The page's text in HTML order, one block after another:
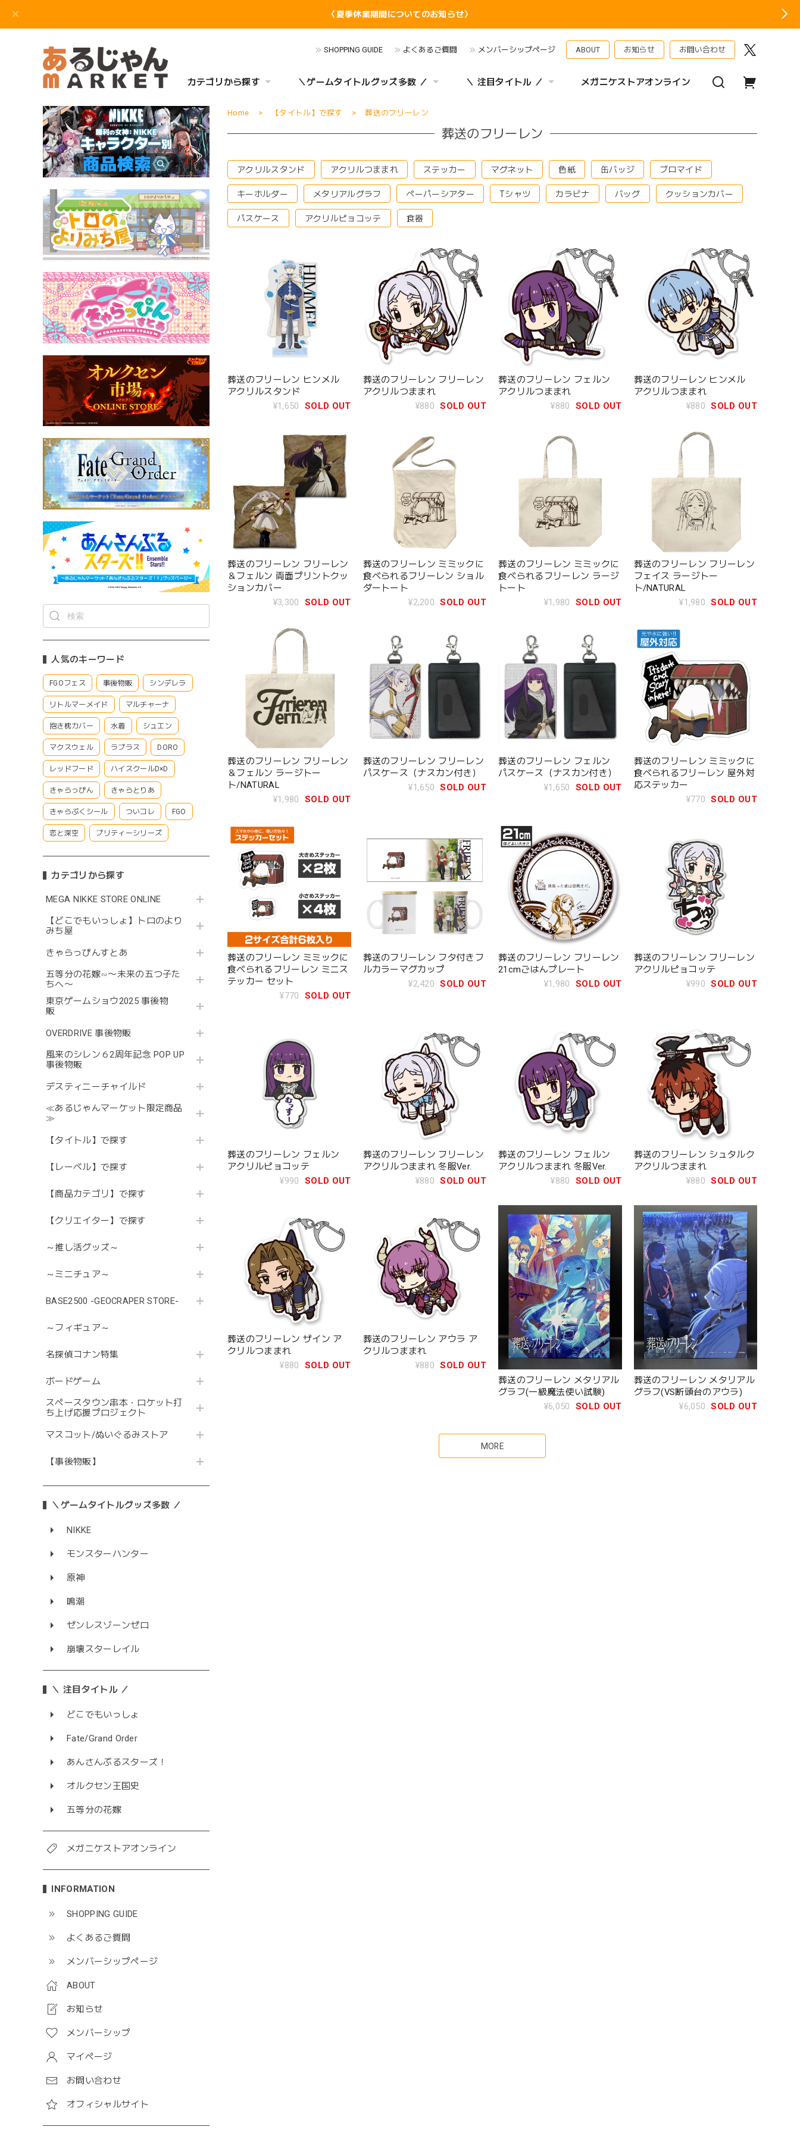
〈夏季休業期間についてのお知らせ〉
SHOPPING GUIDE よくあるご質問 メンバーシップページ ABOUT お知らせ お問い合わせ
カテゴリから探す ＼ゲームタイトルグッズ多数 ／ ＼ 注目タイトル ／ メガニケストアオンライン
人気のキーワード
FGOフェス 事後物販 シンデレラ
リトルマーメイド マルチャーナ
抱き枕カバー 水着 シュエン
マクスウェル ラプラス DORO
レッドフード ハイスクールD×D
きゃらっぴん きゃらとりあ
きゃらぷくシール ついコレ FGO
恋と深空 プリティーシリーズ
カテゴリから探す
MEGA NIKKE STORE ONLINE
【どこでもいっしょ】トロのより
みち屋
きゃらっぴんすとあ
五等分の花嫁∽〜未来の五つ子た
ちへ〜
東京ゲームショウ2025 事後物
販
OVERDRIVE 事後物販
風来のシレン６2周年記念 POP UP
事後物販
デスティニーチャイルド
≪あるじゃんマーケット限定商品
≫
【タイトル】で探す
【レーベル】で探す
【商品カテゴリ】で探す
【クリエイター】で探す
～推し活グッズ～
～ミニチュア～
BASE2500 -GEOCRAPER STORE-
～フィギュア～
名探偵コナン特集
ボードゲーム
スペースタウン串本・ロケット打
ち上げ応援プロジェクト
マスコット/ぬいぐるみストア
【事後物販】
＼ゲームタイトルグッズ多数 ／
NIKKE
モンスターハンター
原神
鳴潮
ゼンレスゾーンゼロ
崩壊スターレイル
＼ 注目タイトル ／
どこでもいっしょ
Fate/Grand Order
あんさんぶるスターズ！
オルクセン王国史
五等分の花嫁
メガニケストアオンライン
INFORMATION
SHOPPING GUIDE
よくあるご質問
メンバーシップページ
ABOUT
お知らせ
メンバーシップ
マイページ
お問い合わせ
オフィシャルサイト
Home 【タイトル】で探す 葬送のフリーレン
葬送のフリーレン
アクリルスタンド アクリルつままれ ステッカー マグネット 色紙 缶バッジ ブロマイド
キーホルダー メタリアルグラフ ペーパーシアター Tシャツ カラビナ バッグ クッションカバー
パスケース アクリルピョコッテ 食器
葬送のフリーレン ヒンメル
アクリルスタンド
¥1,650
SOLD OUT
葬送のフリーレン フリーレン
アクリルつままれ
¥880 SOLD OUT
葬送のフリーレン フェルン
アクリルつままれ
¥880
SOLD OUT
葬送のフリーレン ヒンメル
アクリルつままれ
¥880 SOLD OUT
葬送のフリーレン フリーレン
＆フェルン 両面プリントクッ
ションカバー
¥3,300
SOLD OUT
葬送のフリーレン ミミックに
食べられるフリーレン ショル
ダートート
¥2,200 SOLD OUT
葬送のフリーレン ミミックに
食べられるフリーレン ラージ
トート
¥1,980
SOLD OUT
葬送のフリーレン フリーレン
フェイス ラージトー
ト/NATURAL
¥1,980 SOLD OUT
葬送のフリーレン フリーレン
＆フェルン ラージトー
ト/NATURAL
¥1,980
SOLD OUT
葬送のフリーレン フリーレン
パスケース（ナスカン付き）
¥1,650 SOLD OUT
葬送のフリーレン フェルン
パスケース（ナスカン付き）
¥1,650
SOLD OUT
葬送のフリーレン ミミックに
食べられるフリーレン 屋外対
応ステッカー
¥770 SOLD OUT
葬送のフリーレン ミミックに
食べられるフリーレン ミニス
テッカー セット
¥770
SOLD OUT
葬送のフリーレン フタ付きフ
ルカラーマグカップ
¥2,420 SOLD OUT
葬送のフリーレン フリーレン
21cmごはんプレート
¥1,980
SOLD OUT
葬送のフリーレン フリーレン
アクリルピョコッテ
¥990 SOLD OUT
葬送のフリーレン フェルン
アクリルピョコッテ
¥990
SOLD OUT
葬送のフリーレン フリーレン
アクリルつままれ 冬服Ver.
¥880 SOLD OUT
葬送のフリーレン フェルン
アクリルつままれ 冬服Ver.
¥880
SOLD OUT
葬送のフリーレン シュタルク
アクリルつままれ
¥880 SOLD OUT
葬送のフリーレン ザイン ア
クリルつままれ
¥880
SOLD OUT
葬送のフリーレン アウラ ア
クリルつままれ
¥880 SOLD OUT
葬送のフリーレン メタリアル
グラフ(一級魔法使い試験)
¥6,050
SOLD OUT
葬送のフリーレン メタリアル
グラフ(VS断頭台のアウラ)
¥6,050 SOLD OUT
MORE